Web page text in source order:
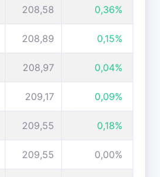
208,58 0,36%
208,89 0,15%
208,97 0,04%
209,17 0,09%
209,55 0,18%
209,55 0,00%